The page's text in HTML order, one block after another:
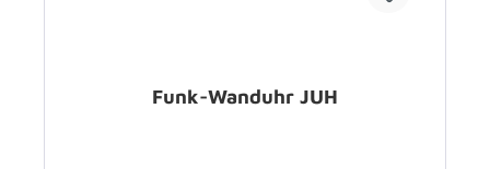
Funk-Wanduhr JUH